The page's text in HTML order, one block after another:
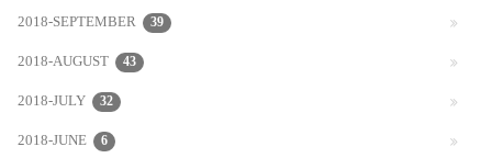
2018-SEPTEMBER 39
2018-AUGUST 43
2018-JULY 32
2018-JUNE 6